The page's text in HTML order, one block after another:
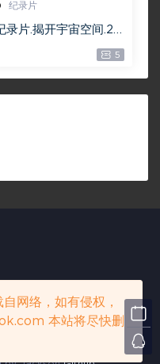
纪录片
录片.揭开宇宙空间.20
13.Space.Unraveling.t
he.Cosmos.2160P.13.6
5
有侵权，请发邮件到 sclovezj
网络，如有侵权，
本站将尽快删